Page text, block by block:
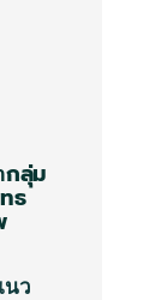
กลุ่ม
ธ
นว